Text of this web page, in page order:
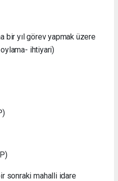
bir yıl görev yapmak üzere
ihtiyari)
sonraki mahalli idare